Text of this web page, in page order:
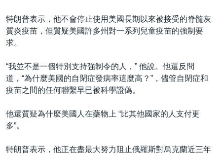
特朗普表示，他不會停止使用美國長期以來被接受的脊髓灰
質炎疫苗，但質疑美國許多州對一系列兒童疫苗的強制要
求。
“我並不是一個特別支持強制令的人，” 他說。他還反問
道，“為什麼美國的自閉症發病率這麼高？”，儘管自閉症和
疫苗之間的任何聯繫早已被科學證偽。
他還質疑為什麼美國人在藥物上 “比其他國家的人支付更
多”。
特朗普表示，他正在盡最大努力阻止俄羅斯對烏克蘭近三年